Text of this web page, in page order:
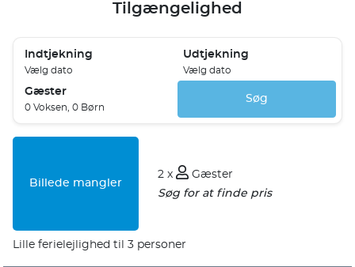
Tilgængelighed
Indtjekning
Vælg dato
Udtjekning
Vælg dato
Gæster
0 Voksen, 0 Børn
Søg
Billede mangler
2 x
Gæster
Søg for at finde pris
Lille ferielejlighed til 3 personer